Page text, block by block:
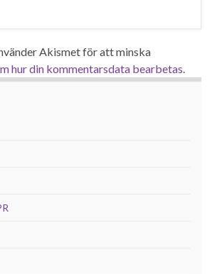
Akismet för att minska
hur din kommentarsdata bearbetas.